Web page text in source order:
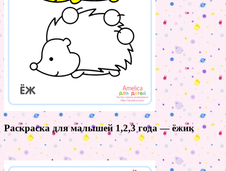
Раскраска для малышей 1,2,3 года — ёжик